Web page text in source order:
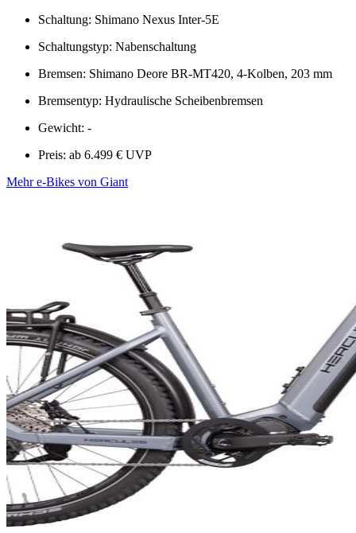
Schaltung: Shimano Nexus Inter-5E
Schaltungstyp: Nabenschaltung
Bremsen: Shimano Deore BR-MT420, 4-Kolben, 203 mm
Bremsentyp: Hydraulische Scheibenbremsen
Gewicht: -
Preis: ab 6.499 € UVP
Mehr e-Bikes von Giant